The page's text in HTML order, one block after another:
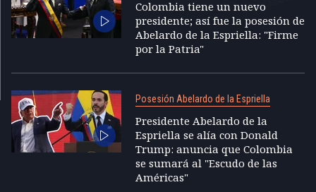
Colombia tiene un nuevo
presidente; así fue la posesión de
Abelardo de la Espriella: "Firme
por la Patria"
Posesión Abelardo de la Espriella
Presidente Abelardo de la
Espriella se alía con Donald
Trump: anuncia que Colombia
se sumará al "Escudo de las
Américas"